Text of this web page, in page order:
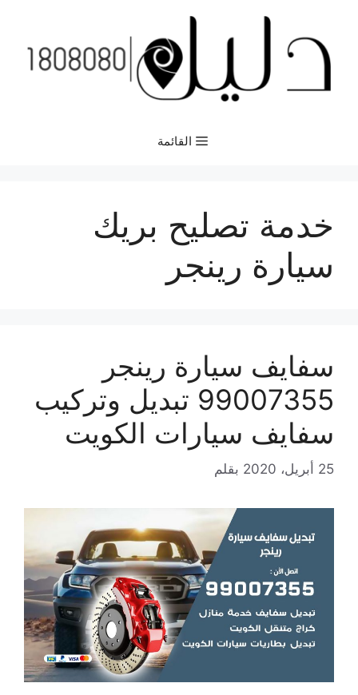
المحتوى
القائمة
خدمة تصليح بريك
سيارة رينجر
سفايف سيارة رينجر
99007355 تبديل وتركيب
سفايف سيارات الكويت
25 أبريل، 2020 بقلم